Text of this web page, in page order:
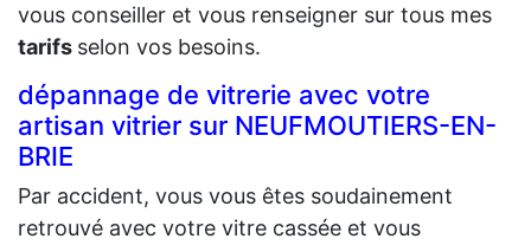
vous conseiller et vous renseigner sur tous mes
tarifs selon vos besoins.
dépannage de vitrerie avec votre
artisan vitrier sur NEUFMOUTIERS-EN-
BRIE
Par accident, vous vous êtes soudainement
retrouvé avec votre vitre cassée et vous